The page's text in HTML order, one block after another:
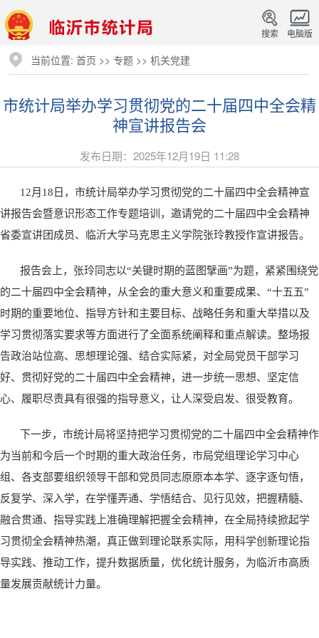
电脑版
搜索
当前位置:首页 >>专题 >>机关党建
市统计局举办学习贯彻党的二十届四中全会精
神宣讲报告会
发布日期：2025年12月19日 11:28
12月18日，市统计局举办学习贯彻党的二十届四中全会精神宣
讲报告会暨意识形态工作专题培训，邀请党的二十届四中全会精神
省委宣讲团成员、临沂大学马克思主义学院张玲教授作宣讲报告。
报告会上，张玲同志以“关键时期的蓝图擘画”为题，紧紧围绕党
的二十届四中全会精神，从全会的重大意义和重要成果、“十五五”
时期的重要地位、指导方针和主要目标、战略任务和重大举措以及
学习贯彻落实要求等方面进行了全面系统阐释和重点解读。整场报
告政治站位高、思想理论强、结合实际紧，对全局党员干部学习
好、贯彻好党的二十届四中全会精神，进一步统一思想、坚定信
心、履职尽责具有很强的指导意义，让人深受启发、很受教育。
下一步，市统计局将坚持把学习贯彻党的二十届四中全会精神作
为当前和今后一个时期的重大政治任务，市局党组理论学习中心
组、各支部要组织领导干部和党员同志原原本本学、逐字逐句悟，
反复学、深入学，在学懂弄通、学悟结合、见行见效，把握精髓、
融合贯通、指导实践上准确理解把握全会精神，在全局持续掀起学
习贯彻全会精神热潮，真正做到理论联系实际，用科学创新理论指
导实践、推动工作，提升数据质量，优化统计服务，为临沂市高质
量发展贡献统计力量。